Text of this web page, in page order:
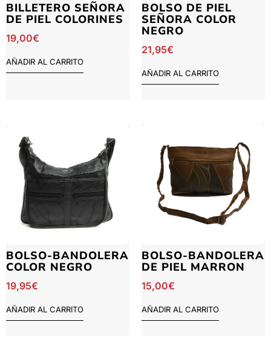
BILLETERO SEÑORA
DE PIEL COLORINES
19,00€
AÑADIR AL CARRITO
BOLSO DE PIEL
SEÑORA COLOR
NEGRO
21,95€
AÑADIR AL CARRITO
BOLSO-BANDOLERA
COLOR NEGRO
19,95€
AÑADIR AL CARRITO
BOLSO-BANDOLERA
DE PIEL MARRON
15,00€
AÑADIR AL CARRITO